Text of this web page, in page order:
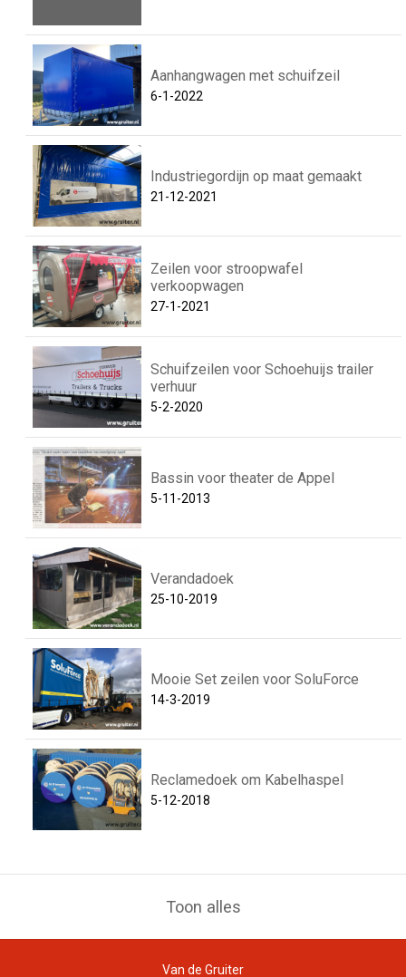
Aanhangwagen met schuifzeil
6-1-2022
Industriegordijn op maat gemaakt
21-12-2021
Zeilen voor stroopwafel
verkoopwagen
27-1-2021
Schuifzeilen voor Schoehuijs trailer
verhuur
5-2-2020
Bassin voor theater de Appel
5-11-2013
Verandadoek
25-10-2019
Mooie Set zeilen voor SoluForce
14-3-2019
Reclamedoek om Kabelhaspel
5-12-2018
Toon alles
Van de Gruiter